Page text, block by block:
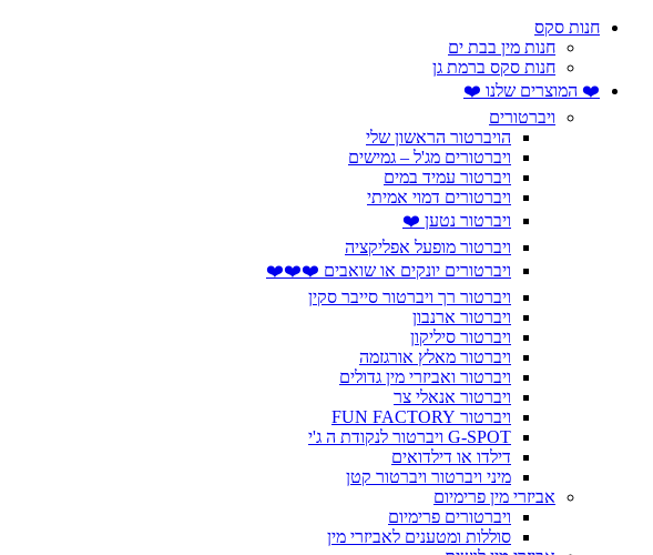
חנות סקס
חנות מין בבת ים
חנות סקס ברמת גן
❤️ המוצרים שלנו ❤️
ויברטורים
הויברטור הראשון שלי
ויברטורים מג'ל – גמישים
ויברטור עמיד במים
ויברטורים דמוי אמיתי
ויברטור נטען ❤️
ויברטור מופעל אפליקציה
ויברטורים יונקים או שואבים ❤️❤️❤️
ויברטור רך ויברטור סייבר סקין
ויברטור ארנבון
ויברטור סיליקון
ויברטור מאלץ אורגזמה
ויברטור ואביזרי מין גדולים
ויברטור אנאלי צר
ויברטור FUN FACTORY
G-SPOT ויברטור לנקודת ה ג'י
דילדו או דילדואים
מיני ויברטור ויברטור קטן
אביזרי מין פרימיום
ויברטורים פרימיום
סוללות ומטענים לאביזרי מין